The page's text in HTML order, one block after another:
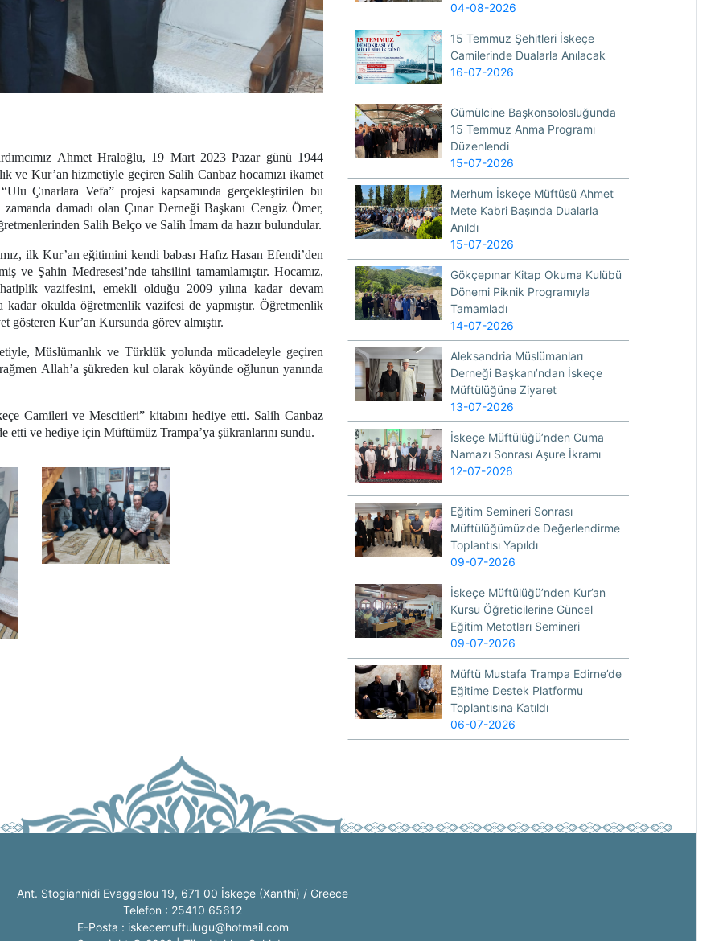
Ahmet Hraloğlu, 19 Mart 2023 Pazar günü 1944
ve Kur’an hizmetiyle geçiren Salih Canbaz hocamızı ikamet
Çınarlara Vefa” projesi kapsamında gerçekleştirilen bu
damadı olan Çınar Derneği Başkanı Cengiz Ömer,
Salih Belço ve Salih İmam da hazır bulundular.
ilk Kur’an eğitimini kendi babası Hafız Hasan Efendi’den
ve Şahin Medresesi’nde tahsilini tamamlamıştır. Hocamız,
hatiplik vazifesini, emekli olduğu 2009 yılına kadar devam
kadar okulda öğretmenlik vazifesi de yapmıştır. Öğretmenlik
Kur’an Kursunda görev almıştır.
Müslümanlık ve Türklük yolunda mücadeleyle geçiren
Allah’a şükreden kul olarak köyünde oğlunun yanında
Camileri ve Mescitleri” kitabını hediye etti. Salih Canbaz
etti ve hediye için Müftümüz Trampa’ya şükranlarını sundu.
04-08-2026
15 Temmuz Şehitleri İskeçe
Camilerinde Dualarla Anılacak
16-07-2026
Gümülcine Başkonsolosluğunda
15 Temmuz Anma Programı
Düzenlendi
15-07-2026
Merhum İskeçe Müftüsü Ahmet
Mete Kabri Başında Dualarla
Anıldı
15-07-2026
Gökçepınar Kitap Okuma Kulübü
Dönemi Piknik Programıyla
Tamamladı
14-07-2026
Aleksandria Müslümanları
Derneği Başkanı’ndan İskeçe
Müftülüğüne Ziyaret
13-07-2026
İskeçe Müftülüğü’nden Cuma
Namazı Sonrası Aşure İkramı
12-07-2026
Eğitim Semineri Sonrası
Müftülüğümüzde Değerlendirme
Toplantısı Yapıldı
09-07-2026
İskeçe Müftülüğü’nden Kur’an
Kursu Öğreticilerine Güncel
Eğitim Metotları Semineri
09-07-2026
Müftü Mustafa Trampa Edirne’de
Eğitime Destek Platformu
Toplantısına Katıldı
06-07-2026
Ant. Stogiannidi Evaggelou 19, 671 00 İskeçe (Xanthi) / Greece
Telefon : 25410 65612
E-Posta : iskecemuftulugu@hotmail.com